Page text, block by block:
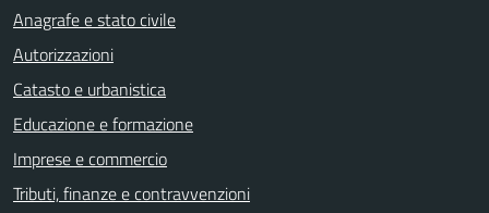
Anagrafe e stato civile
Autorizzazioni
Catasto e urbanistica
Educazione e formazione
Imprese e commercio
Tributi, finanze e contravvenzioni